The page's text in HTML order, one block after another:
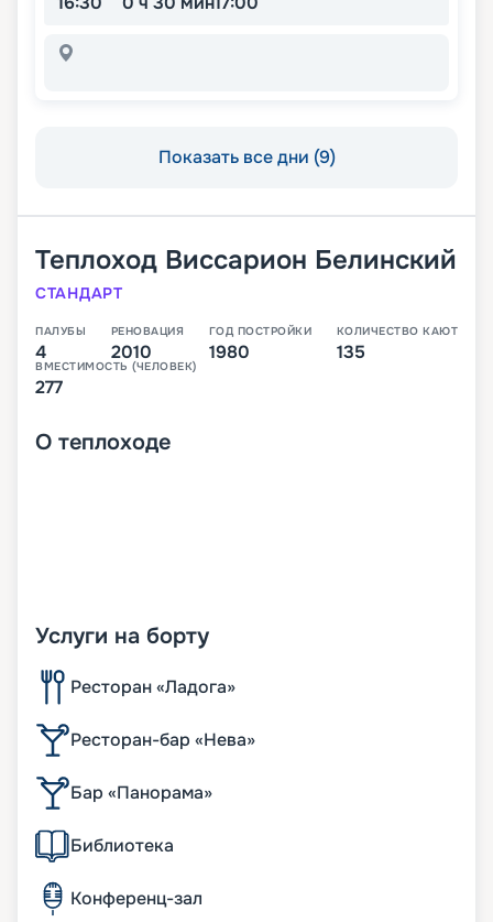
Показать все дни (9)
Теплоход Виссарион Белинский
СТАНДАРТ
ПАЛУБЫ
4
РЕНОВАЦИЯ
2010
ГОД ПОСТРОЙКИ
1980
КОЛИЧЕСТВО КАЮТ
135
ВМЕСТИМОСТЬ (ЧЕЛОВЕК)
277
О теплоходе
Услуги на борту
Ресторан «Ладога»
Ресторан-бар «Нева»
Бар «Панорама»
Библиотека
Конференц-зал